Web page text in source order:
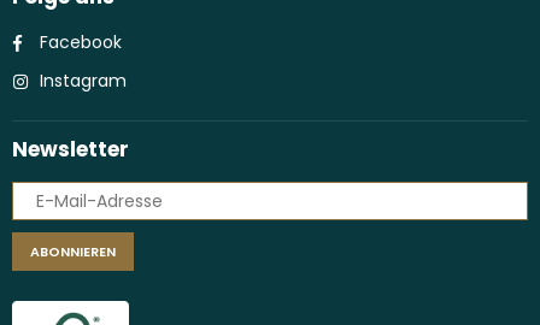
Facebook
Instagram
Newsletter
ABONNIEREN